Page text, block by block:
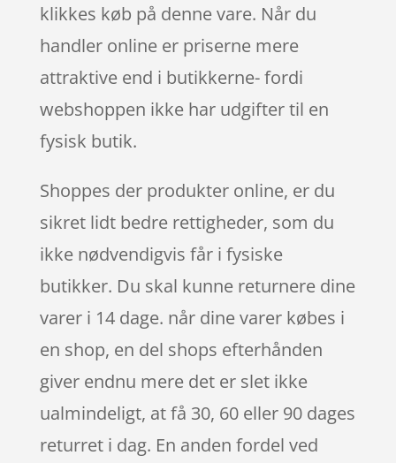
klikkes køb på denne vare. Når du
handler online er priserne mere
attraktive end i butikkerne- fordi
webshoppen ikke har udgifter til en
fysisk butik.
Shoppes der produkter online, er du
sikret lidt bedre rettigheder, som du
ikke nødvendigvis får i fysiske
butikker. Du skal kunne returnere dine
varer i 14 dage. når dine varer købes i
en shop, en del shops efterhånden
giver endnu mere det er slet ikke
ualmindeligt, at få 30, 60 eller 90 dages
returret i dag. En anden fordel ved